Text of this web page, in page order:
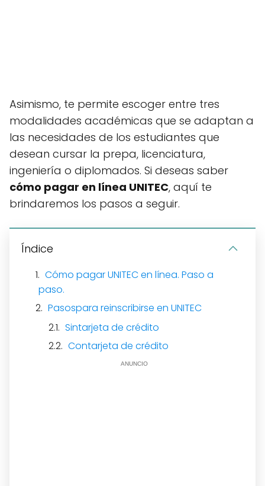
Asimismo, te permite escoger entre tres
modalidades académicas que se adaptan a
las necesidades de los estudiantes que
desean cursar la prepa, licenciatura,
ingeniería o diplomados. Si deseas saber
cómo pagar en línea UNITEC, aquí te
brindaremos los pasos a seguir.
Índice
Cómo pagar UNITEC en línea. Paso a
paso.
Pasospara reinscribirse en UNITEC
Sintarjeta de crédito
Contarjeta de crédito
ANUNCIO